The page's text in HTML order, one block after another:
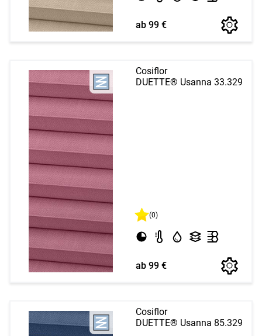
ab 99 €
Cosiflor
DUETTE® Usanna 33.329
(0)
ab 99 €
Cosiflor
DUETTE® Usanna 85.329